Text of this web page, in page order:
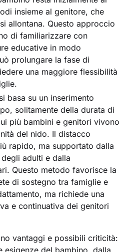
insieme al genitore, che
allontana. Questo approccio
di familiarizzare con
educative in modo
prolungare la fase di
una maggiore flessibilità
basa su un inserimento
solitamente della durata di
più bambini e genitori vivono
del nido. Il distacco
rapido, ma supportato dalla
adulti e dalla
Questo metodo favorisce la
di sostegno tra famiglie e
ma richiede una
e continuativa dei genitori
vantaggi e possibili criticità:
esigenze del bambino, dalla